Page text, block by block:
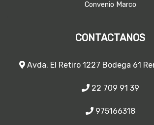
Convenio Marco
CONTACTANOS
Avda. El Retiro 1227 Bodega 61
22 709 91 39
975166318